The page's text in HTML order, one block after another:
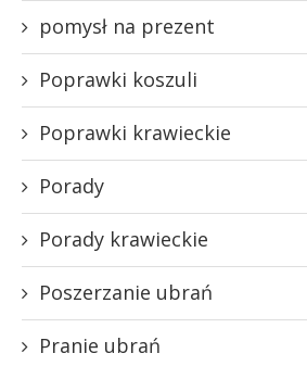
pomysł na prezent
Poprawki koszuli
Poprawki krawieckie
Porady
Porady krawieckie
Poszerzanie ubrań
Pranie ubrań